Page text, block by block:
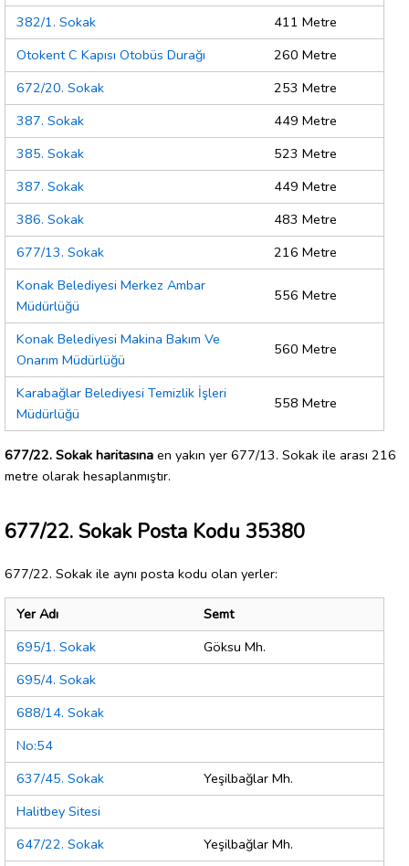
382/1. Sokak
411 Metre
Otokent C Kapısı Otobüs Durağı
260 Metre
672/20. Sokak
253 Metre
387. Sokak
449 Metre
385. Sokak
523 Metre
387. Sokak
449 Metre
386. Sokak
483 Metre
677/13. Sokak
216 Metre
Konak Belediyesi Merkez Ambar
Müdürlüğü
556 Metre
Konak Belediyesi Makina Bakım Ve
Onarım Müdürlüğü
560 Metre
Karabağlar Belediyesi Temizlik İşleri
Müdürlüğü
558 Metre
677/22. Sokak haritasına en yakın yer 677/13. Sokak ile arası 216
metre olarak hesaplanmıştır.
677/22. Sokak Posta Kodu 35380
677/22. Sokak ile aynı posta kodu olan yerler:
Yer Adı
Semt
695/1. Sokak
Göksu Mh.
695/4. Sokak
688/14. Sokak
No:54
637/45. Sokak
Yeşilbağlar Mh.
Halitbey Sitesi
647/22. Sokak
Yeşilbağlar Mh.